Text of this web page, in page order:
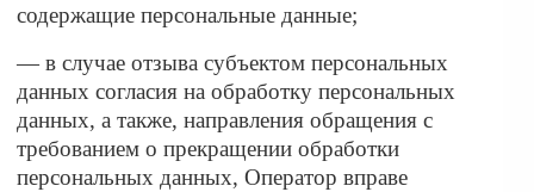
содержащие персональные данные;
— в случае отзыва субъектом персональных
данных согласия на обработку персональных
данных, а также, направления обращения с
требованием о прекращении обработки
персональных данных, Оператор вправе